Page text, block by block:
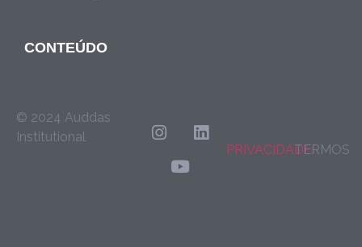
CONTEÚDO
© 2024 Auddas
Institutional
PRIVACIDADETERMOS